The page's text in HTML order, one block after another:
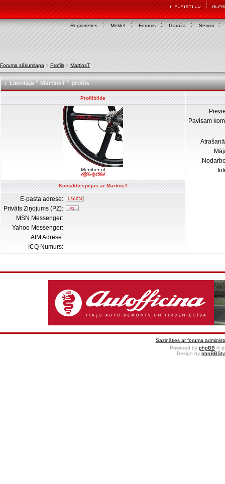
Reģistrēties Meklēt Forums Garāža Servisi
Foruma sākumlapa » Profils » MartinsT
Lietotāja " MartinsT " profils
Profilbilde
Member of
Pavisam
Kontaktiespējas ar MartinsT
E-pasta adrese:
Privāts Ziņojums (PZ):
MSN Messenger:
Yahoo Messenger:
AIM Adrese:
ICQ Numurs:
Sazināties ar foruma
Powered by phpBB ©
Design by